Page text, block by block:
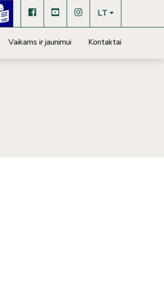
LT
Vaikams ir jaunimui Kontaktai